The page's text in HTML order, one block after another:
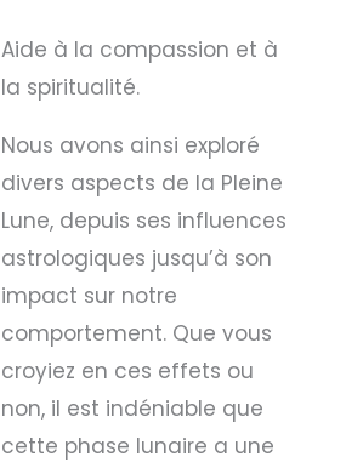
Aide à la compassion et à
la spiritualité.
Nous avons ainsi exploré
divers aspects de la Pleine
Lune, depuis ses influences
astrologiques jusqu’à son
impact sur notre
comportement. Que vous
croyiez en ces effets ou
non, il est indéniable que
cette phase lunaire a une